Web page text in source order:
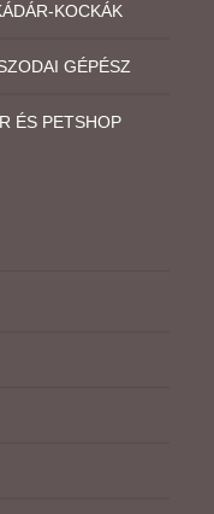
KOCKÁK
GÉPÉSZ
ÉS PETSHOP